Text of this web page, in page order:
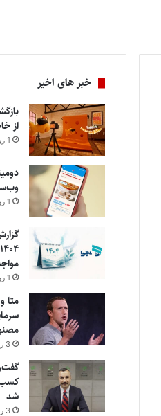
خبر های اخیر
از
1 روز پیش
1 روز پیش
1 روز پیش
متا
3 روز پیش
شد
3 روز پیش